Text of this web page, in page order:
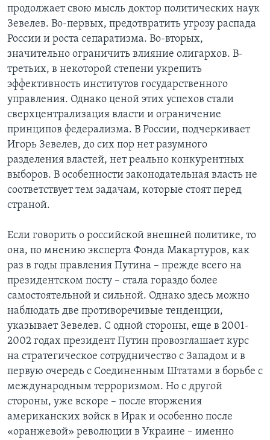
продолжает свою мысль доктор политических наук
Зевелев. Во-первых, предотвратить угрозу распада
России и роста сепаратизма. Во-вторых,
значительно ограничить влияние олигархов. В-
третьих, в некоторой степени укрепить
эффективность институтов государственного
управления. Однако ценой этих успехов стали
сверхцентрализация власти и ограничение
принципов федерализма. В России, подчеркивает
Игорь Зевелев, до сих пор нет разумного
разделения властей, нет реально конкурентных
выборов. В особенности законодательная власть не
соответствует тем задачам, которые стоят перед
страной.
Если говорить о российской внешней политике, то
она, по мнению эксперта Фонда Макартуров, как
раз в годы правления Путина – прежде всего на
президентском посту – стала гораздо более
самостоятельной и сильной. Однако здесь можно
наблюдать две противоречивые тенденции,
указывает Зевелев. С одной стороны, еще в 2001-
2002 годах президент Путин провозглашает курс
на стратегическое сотрудничество с Западом и в
первую очередь с Соединенным Штатами в борьбе с
международным терроризмом. Но с другой
стороны, уже вскоре – после вторжения
американских войск в Ирак и особенно после
«оранжевой» революции в Украине – именно